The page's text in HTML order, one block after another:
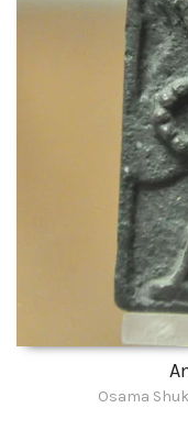
Osama